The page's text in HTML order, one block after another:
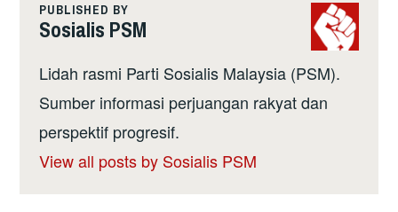
PUBLISHED BY
Sosialis PSM
Lidah rasmi Parti Sosialis Malaysia (PSM).
Sumber informasi perjuangan rakyat dan
perspektif progresif.
View all posts by Sosialis PSM